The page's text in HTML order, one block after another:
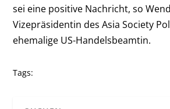
sei eine positive Nachricht, so
Vizepräsidentin des Asia Society
ehemalige US-Handelsbeamtin.
Tags: